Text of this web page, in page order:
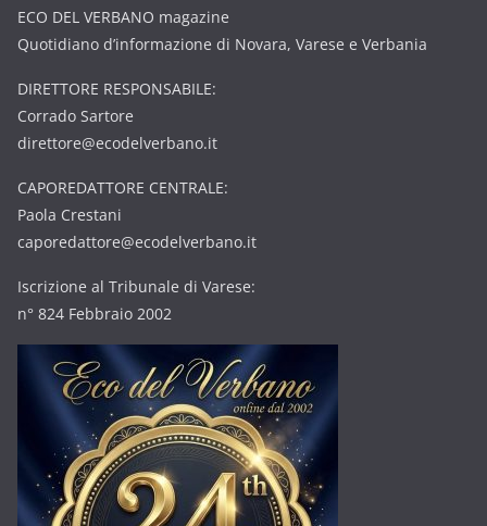
ECO DEL VERBANO magazine
Quotidiano d’informazione di Novara, Varese e Verbania
DIRETTORE RESPONSABILE:
Corrado Sartore
direttore@ecodelverbano.it
CAPOREDATTORE CENTRALE:
Paola Crestani
caporedattore@ecodelverbano.it
Iscrizione al Tribunale di Varese:
n° 824 Febbraio 2002